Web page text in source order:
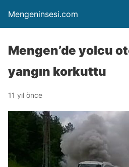
Mengeninsesi.com
Mengen’de yolcu
yangın korkuttu
11 yıl önce